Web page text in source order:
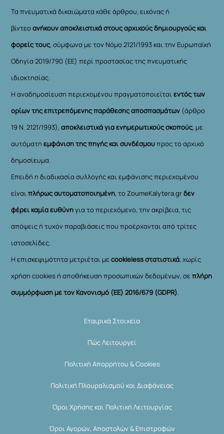
Τα πνευματικά δικαιώματα κάθε άρθρου, εικόνας ή
βίντεοανήκουν αποκλειστικά στους αρχικούς δημιουργούς και
φορείς τους, σύμφωνα με τον Νόμο 2121/1993 και την Ευρωπαϊκή
Οδηγία 2019/790 (ΕΕ) περί προστασίας της πνευματικής
ιδιοκτησίας.
Η αναδημοσίευση περιεχομένου πραγματοποιείταιεντός των
ορίων της επιτρεπόμενης παράθεσης αποσπασμάτων (άρθρο
19 Ν. 2121/1993), αποκλειστικά για ενημερωτικούς σκοπούς, με
αυτόματηεμφάνιση της πηγής και συνδέσμουπρος το αρχικό
δημοσίευμα.
Επειδή η διαδικασία συλλογής και εμφάνισης περιεχομένου
είναιπλήρως αυτοματοποιημένη, το ZoumeKalytera.grδεν
φέρει καμία ευθύνηγια το περιεχόμενο, την ακρίβεια, τις
απόψεις ή τυχόν παραβιάσεις που προέρχονται από τρίτες
ιστοσελίδες.
Η επισκεψιμότητα μετριέται μεcookieless στατιστικά, χωρίς
χρήση cookies ή αποθήκευση προσωπικών δεδομένων, σεπλήρη
συμμόρφωση με τον Κανονισμό (ΕΕ) 2016/679 (GDPR).
Εταιρικά Στοιχεία
Πώς Λειτουργεί
Πολιτική Απορρήτου & Cookies
Πολιτική Πλουραλισμού και Διαφάνειας
Όροι Χρήσης και Πολιτική Λειτουργίας
Όροι Αγορών, Αποστολών & Επιστροφών